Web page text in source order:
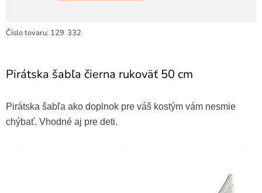
Číslo tovaru: 129 332
Pirátska šabľa čierna rukoväť 50 cm
Pirátska šabľa ako doplnok pre váš kostým vám nesmie
chýbať. Vhodné aj pre deti.